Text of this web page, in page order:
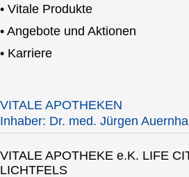
• Vitale Produkte
• Angebote und Aktionen
• Karriere
VITALE APOTHEKEN
Inhaber: Dr. med. Jürgen
VITALE APOTHEKE e.K. LIFE
LICHTFELS